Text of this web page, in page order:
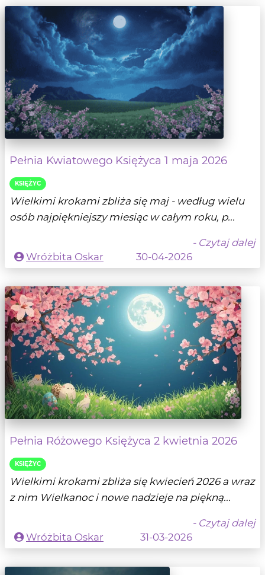
Pełnia Kwiatowego Księżyca 1 maja 2026
KSIĘŻYC
Wielkimi krokami zbliża się maj - według wielu
osób najpiękniejszy miesiąc w całym roku, p...
- Czytaj dalej
Wróżbita Oskar
30-04-2026
Pełnia Różowego Księżyca 2 kwietnia 2026
KSIĘŻYC
Wielkimi krokami zbliża się kwiecień 2026 a wraz
z nim Wielkanoc i nowe nadzieje na piękną...
- Czytaj dalej
Wróżbita Oskar
31-03-2026